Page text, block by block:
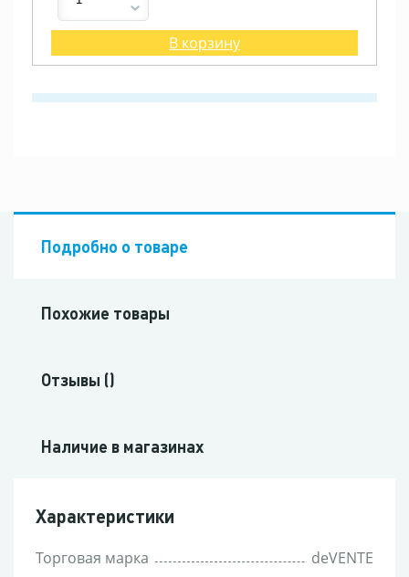
В корзину
Подробно о товаре
Похожие товары
Отзывы ()
Наличие в магазинах
Характеристики
Торговая марка deVENTE